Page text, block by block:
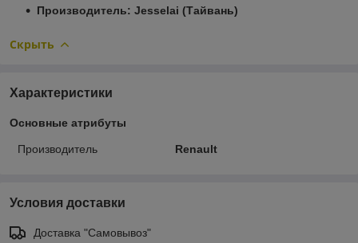
Производитель: Jesselai (Тайвань)
Скрыть
Характеристики
Основные атрибуты
Производитель Renault
Условия доставки
Доставка "Самовывоз"